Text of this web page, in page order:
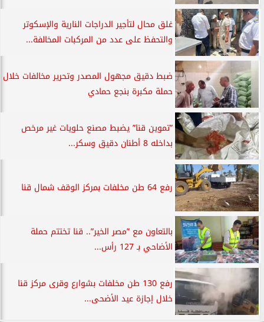
غلق محال لتأجير الدراجات النارية والإسكوتر
والتحفظ على عدد من المركبات المخالفة...
ضبط دقيق مجهول المصدر وتحرير مخالفات خلال
حملة مكبرة بنجع حمادي
”تموين قنا” يضبط مصنع حلويات غير مرخص
بداخله 8 أطنان دقيق وسكر...
رفع 64 طن مخلفات بمركز الوقف شمال قنا
بالتعاون مع ”مصر الخير”.. قنا تختتم حملة
الأضاحي بـ 127 رأس...
رفع 130 طن مخلفات بشوارع وقرى مركز قنا
خلال إجازة عيد الأضحى...